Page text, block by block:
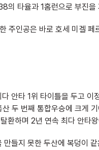
타율과 1홈런으로 부진을
주인공은 바로 호세 미겔 페
안타 1위 타이틀을 두고 이
두 번째 통합우승에 크게
환하며 2년 연속 최다 안타
들지 못한 두산에 복덩이